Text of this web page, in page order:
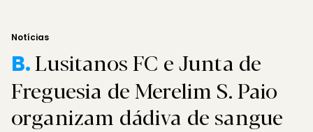
Notícias
B.Lusitanos FC e Junta de
Freguesia de Merelim S. Paio
organizam dádiva de sangue